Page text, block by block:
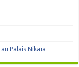
Palais Nikaïa